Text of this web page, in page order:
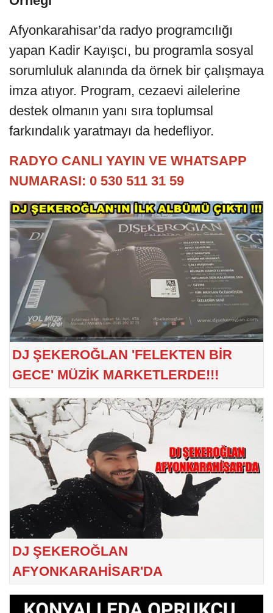
Afyonkarahisar’da radyo programcılığı
yapan Kadir Kayışcı, bu programla sosyal
sorumluluk alanında da örnek bir çalışmaya
imza atıyor. Program, cezaevi ailelerine
destek olmanın yanı sıra toplumsal
farkındalık yaratmayı da hedefliyor.
RADYO CANLI YAYIN VE WHATSAPP
NUMARASI: 0 530 511 31 59
DJ ŞEKEROĞLAN 'FELEKTEN BİR
GECE' MÜZİK MARKETLERDE!!!
DJ ŞEKEROĞLAN
AFYONKARAHİSAR'DA